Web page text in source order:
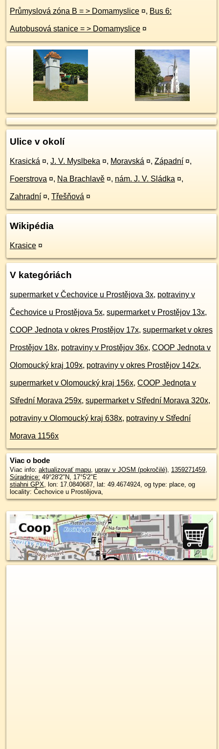
Průmyslová zóna B = > Domamyslice ¤, Bus 6:
Autobusová stanice = > Domamyslice ¤
Ulice v okolí
Krasická ¤, J. V. Myslbeka ¤, Moravská ¤, Západní ¤,
Foerstrova ¤, Na Brachlavě ¤, nám. J. V. Sládka ¤,
Zahradní ¤, Třešňová ¤
Wikipédia
Krasice ¤
V kategóriách
supermarket v Čechovice u Prostějova 3x, potraviny v
Čechovice u Prostějova 5x, supermarket v Prostějov 13x,
COOP Jednota v okres Prostějov 17x, supermarket v okres
Prostějov 18x, potraviny v Prostějov 36x, COOP Jednota v
Olomoucký kraj 109x, potraviny v okres Prostějov 142x,
supermarket v Olomoucký kraj 156x, COOP Jednota v
Střední Morava 259x, supermarket v Střední Morava 320x,
potraviny v Olomoucký kraj 638x, potraviny v Střední
Morava 1156x
Viac o bode
Viac info: aktualizovať mapu, uprav v JOSM (pokročilé), 1359271459,
Súradnice: 49°28'2"N, 17°5'2"E
stiahni GPX, lon: 17.0840687, lat: 49.4674924, og type: place, og
locality: Čechovice u Prostějova,